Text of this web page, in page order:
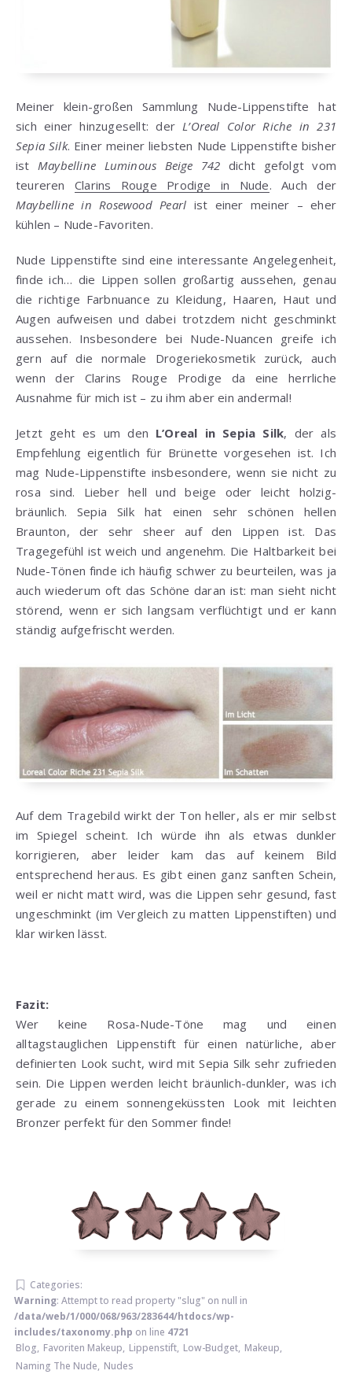
Meiner klein-großen Sammlung Nude-Lippenstifte hat
sich einer hinzugesellt: derL’Oreal Color Riche in 231
Sepia Silk. Einer meiner liebsten Nude Lippenstifte bisher
istMaybelline Luminous Beige 742 dicht gefolgt vom
teureren Clarins Rouge Prodige in Nude. Auch der
Maybelline in Rosewood Pearl ist einer meiner – eher
kühlen – Nude-Favoriten.
Nude Lippenstifte sind eine interessante Angelegenheit,
finde ich… die Lippen sollen großartig aussehen, genau
die richtige Farbnuance zu Kleidung, Haaren, Haut und
Augen aufweisen und dabei trotzdem nicht geschminkt
aussehen. Insbesondere bei Nude-Nuancen greife ich
gern auf die normale Drogeriekosmetik zurück, auch
wenn der Clarins Rouge Prodige da eine herrliche
Ausnahme für mich ist – zu ihm aber ein andermal!
Jetzt geht es um den L’Oreal in Sepia Silk, der als
Empfehlung eigentlich für Brünette vorgesehen ist. Ich
mag Nude-Lippenstifte insbesondere, wenn sie nicht zu
rosa sind. Lieber hell und beige oder leicht holzig-
bräunlich. Sepia Silk hat einen sehr schönen hellen
Braunton, der sehr sheer auf den Lippen ist. Das
Tragegefühl ist weich und angenehm. Die Haltbarkeit bei
Nude-Tönen finde ich häufig schwer zu beurteilen, was ja
auch wiederum oft das Schöne daran ist: man sieht nicht
störend, wenn er sich langsam verflüchtigt und er kann
ständig aufgefrischt werden.
Auf dem Tragebild wirkt der Ton heller, als er mir selbst
im Spiegel scheint. Ich würde ihn als etwas dunkler
korrigieren, aber leider kam das auf keinem Bild
entsprechend heraus. Es gibt einen ganz sanften Schein,
weil er nicht matt wird, was die Lippen sehr gesund, fast
ungeschminkt (im Vergleich zu matten Lippenstiften) und
klar wirken lässt.
Fazit:
Wer keine Rosa-Nude-Töne mag und einen
alltagstauglichen Lippenstift für einen natürliche, aber
definierten Look sucht, wird mit Sepia Silk sehr zufrieden
sein. Die Lippen werden leicht bräunlich-dunkler, was ich
gerade zu einem sonnengeküssten Look mit leichten
Bronzer perfekt für den Sommer finde!
Categories:
Warning: Attempt to read property "slug" on null in
/data/web/1/000/068/963/283644/htdocs/wp-
includes/taxonomy.php on line 4721
Blog, Favoriten Makeup, Lippenstift, Low-Budget, Makeup,
Naming The Nude, Nudes